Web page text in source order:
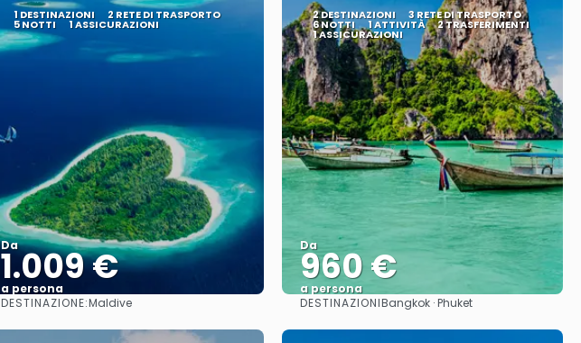
1 DESTINAZIONI 2 RETE DI TRASPORTO
5 NOTTI 1 ASSICURAZIONI
Da
1.009 €
a persona
Vedere
DESTINAZIONE:Maldive
2 DESTINAZIONI 3 RETE DI TRASPORTO
6 NOTTI 1 ATTIVITÀ 2 TRASFERIMENTI
1 ASSICURAZIONI
Da
960 €
a persona
Vedere
DESTINAZIONIBangkok · Phuket